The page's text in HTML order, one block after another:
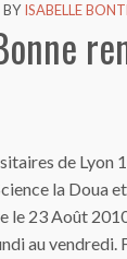
BYISABELLE
de Lyon
la Doua
le 23 Août
au vendredi.